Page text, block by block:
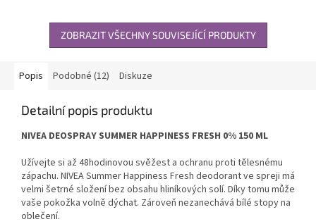
ZOBRAZIT VŠECHNY SOUVISEJÍCÍ PRODUKTY
Popis Podobné (12) Diskuze
Detailní popis produktu
NIVEA DEOSPRAY SUMMER HAPPINESS FRESH 0% 150 ML
Užívejte si až 48hodinovou svěžest a ochranu proti tělesnému
zápachu. NIVEA Summer Happiness Fresh deodorant ve spreji má
velmi šetrné složení bez obsahu hliníkových solí. Díky tomu může
vaše pokožka volně dýchat. Zároveň nezanechává bílé stopy na
oblečení.